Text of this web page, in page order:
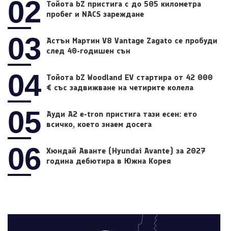
02
Тойота bZ пристига с до 505 километра
пробег и NACS зареждане
03
Астън Мартин V8 Vantage Zagato се пробуди
след 40-годишен сън
04 Тойота bZ Woodland EV стартира от 42 000
€ със задвижване на четирите колела
05
Ауди A2 e-tron пристига тази есен: ето
всичко, което знаем досега
06
Хюндай Аванте (Hyundai Avante) за 2027
година дебютира в Южна Корея